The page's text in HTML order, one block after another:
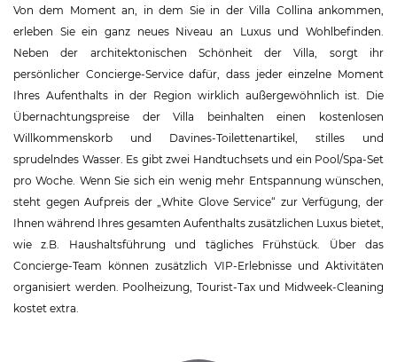
Von dem Moment an, in dem Sie in der Villa Collina ankommen,
erleben Sie ein ganz neues Niveau an Luxus und Wohlbefinden.
Neben der architektonischen Schönheit der Villa, sorgt ihr
persönlicher Concierge-Service dafür, dass jeder einzelne Moment
Ihres Aufenthalts in der Region wirklich außergewöhnlich ist. Die
Übernachtungspreise der Villa beinhalten einen kostenlosen
Willkommenskorb und Davines-Toilettenartikel, stilles und
sprudelndes Wasser. Es gibt zwei Handtuchsets und ein Pool/Spa-Set
pro Woche. Wenn Sie sich ein wenig mehr Entspannung wünschen,
steht gegen Aufpreis der „White Glove Service“ zur Verfügung, der
Ihnen während Ihres gesamten Aufenthalts zusätzlichen Luxus bietet,
wie z.B. Haushaltsführung und tägliches Frühstück. Über das
Concierge-Team können zusätzlich VIP-Erlebnisse und Aktivitäten
organisiert werden. Poolheizung, Tourist-Tax und Midweek-Cleaning
kostet extra.